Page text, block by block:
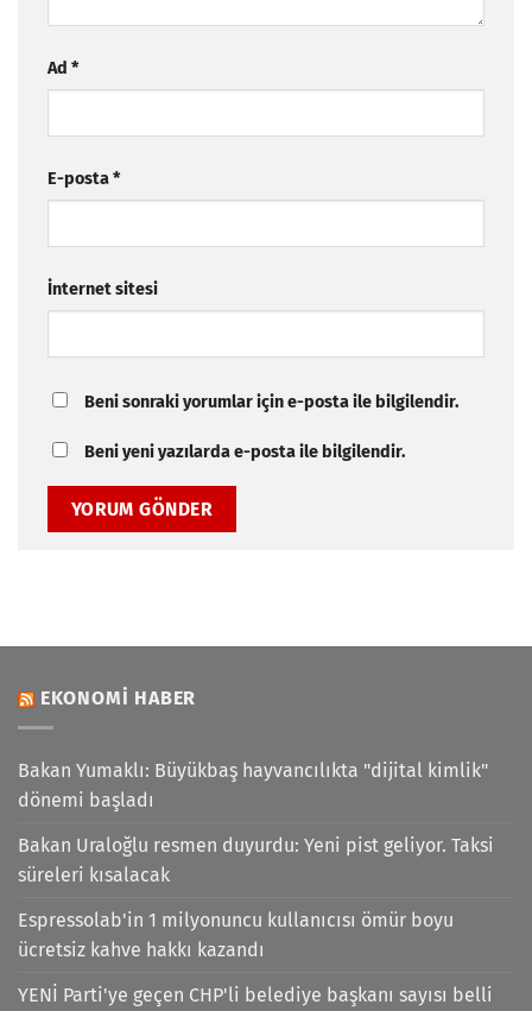
Ad *
E-posta*
İnternet sitesi
Beni sonraki yorumlar için e-posta ile bilgilendir.
Beni yeni yazılarda e-posta ile bilgilendir.
EKONOMI HABER
Bakan Yumaklı: Büyükbaş hayvancılıkta "dijital kimlik"
dönemi başladı
Bakan Uraloğlu resmen duyurdu: Yeni pist geliyor. Taksi
süreleri kısalacak
Espressolab'in 1 milyonuncu kullanıcısı ömür boyu
ücretsiz kahve hakkı kazandı
YENİ Parti'ye geçen CHP'li belediye başkanı sayısı belli